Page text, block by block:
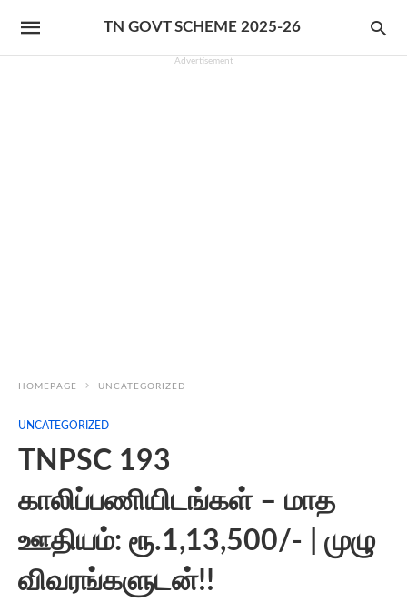
TN GOVT SCHEME 2025-26
Advertisement
HOMEPAGE UNCATEGORIZED
UNCATEGORIZED
TNPSC 193
காலிப்பணியிடங்கள் – மாத
ஊதியம்: ரூ.1,13,500/- | முழு
விவரங்களுடன்!!